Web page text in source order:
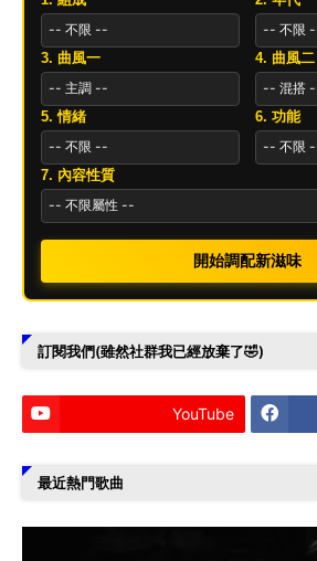
3. 曲風一 4. 曲風二
5. 情緒 6. 功能
7. 內容性質
開始調配新滋味
訂閱我們(雖然社群我已經放棄了🤣)
YouTube
最近熱門歌曲